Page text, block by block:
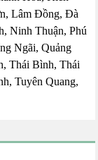
Lâm Đồng, Đà
Ninh Thuận, Phú
Ngãi, Quảng
Thái Bình, Thái
Tuyên Quang,